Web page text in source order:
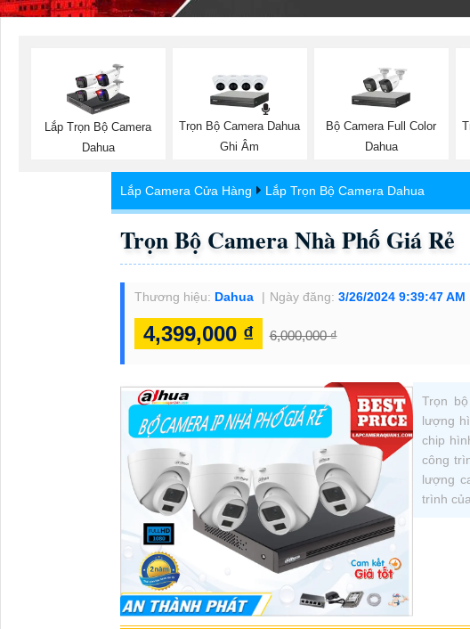
Lắp Trọn Bộ Camera
Dahua
Trọn Bộ Camera Dahua
Ghi Âm
Bộ Camera Full Color
Dahua
Lắp Camera Cửa Hàng Lắp Trọn Bộ Camera Dahua
Trọn Bộ Camera Nhà Phố Giá Rẻ
Thương hiệu: Dahua Ngày đăng: 3/26/2024 9:39:47 AM
4,399,000 ₫ 6,000,000 ₫
Trọn
lượng
chip
công
lượng
trình